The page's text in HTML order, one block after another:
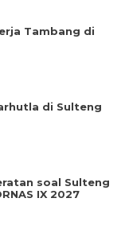
Tambang di
di Sulteng
soal Sulteng
IX 2027